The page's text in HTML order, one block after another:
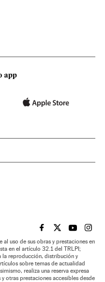
app
EL PAÍS BRASIL EN
EL PAÍSEL PAÍS
EL
al uso de sus obras y prestaciones en
en el artículo 32.1 del TRLPI;
la reproducción, distribución y
sobre temas de actualidad
realiza una reserva expresa
otras prestaciones accesibles desde